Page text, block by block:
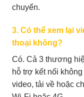
chuyển.
3. Có thể xem lại
thoại không?
Có. Cả 3 thương
hỗ trợ kết nối
video, tải về hoặc